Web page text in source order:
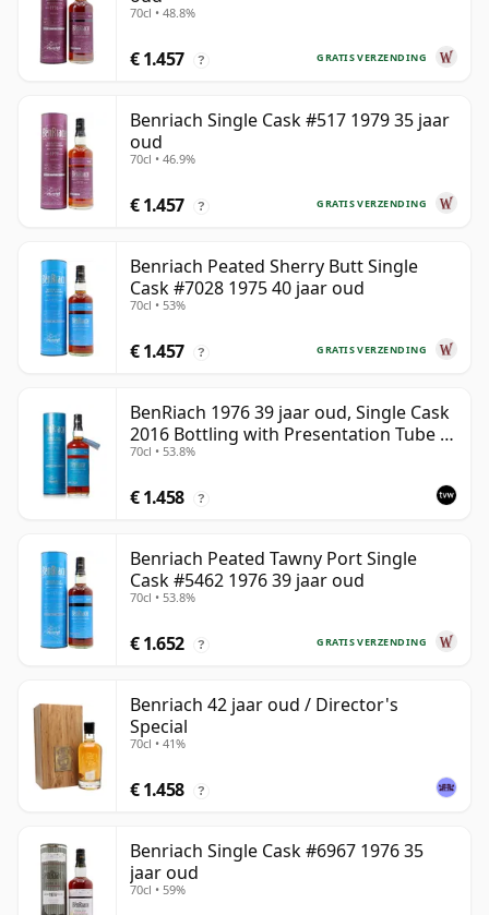
70cl • 48.8%
GRATIS VERZENDING
€ 1.457 ?
Benriach Single Cask #517 1979 35 jaar
oud
70cl • 46.9%
GRATIS VERZENDING
€ 1.457 ?
Benriach Peated Sherry Butt Single
Cask #7028 1975 40 jaar oud
70cl • 53%
GRATIS VERZENDING
€ 1.457 ?
BenRiach 1976 39 jaar oud, Single Cask
2016 Bottling with Presentation Tube -
Cask 5462
70cl • 53.8%
€ 1.458 ?
Benriach Peated Tawny Port Single
Cask #5462 1976 39 jaar oud
70cl • 53.8%
GRATIS VERZENDING
€ 1.652 ?
Benriach 42 jaar oud / Director's
Special
70cl • 41%
€ 1.458 ?
Benriach Single Cask #6967 1976 35
jaar oud
70cl • 59%